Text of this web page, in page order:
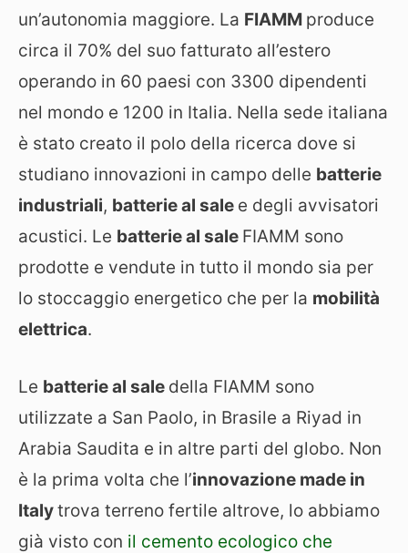
un’autonomia maggiore. La FIAMM produce
circa il 70% del suo fatturato all’estero
operando in 60 paesi con 3300 dipendenti
nel mondo e 1200 in Italia. Nella sede italiana
è stato creato il polo della ricerca dove si
studiano innovazioni in campo delle batterie
industriali, batterie al sale e degli avvisatori
acustici. Le batterie al sale FIAMM sono
prodotte e vendute in tutto il mondo sia per
lo stoccaggio energetico che per la mobilità
elettrica.
Le batterie al sale della FIAMM sono
utilizzate a San Paolo, in Brasile a Riyad in
Arabia Saudita e in altre parti del globo. Non
è la prima volta che l’innovazione made in
Italytrova terreno fertile altrove, lo abbiamo
già visto con il cemento ecologico che